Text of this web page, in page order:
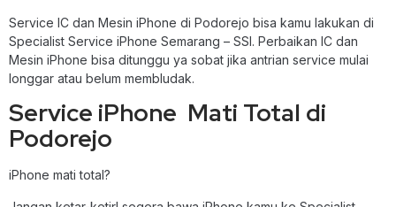
Service IC dan Mesin iPhone di Podorejo bisa kamu lakukan di
Specialist Service iPhone Semarang – SSI. Perbaikan IC dan
Mesin iPhone bisa ditunggu ya sobat jika antrian service mulai
longgar atau belum membludak.
Service iPhone Mati Total di
Podorejo
iPhone mati total?